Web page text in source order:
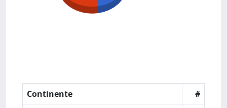
Continente
#